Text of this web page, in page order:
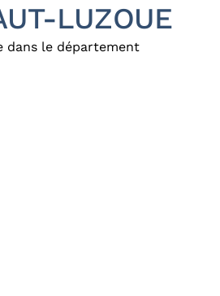
LUZOUE
dans le département